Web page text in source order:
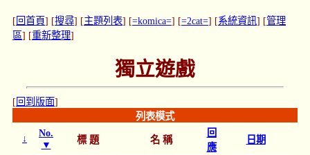
[ 回首頁] [搜尋] [主題列表] [=komica=] [=2cat=] [系統資訊] [管理
區] [重新整理]
獨立遊戲
[ 回到版面]
列表模式
↓
No.
▼
標 題 名 稱
回
應
日期